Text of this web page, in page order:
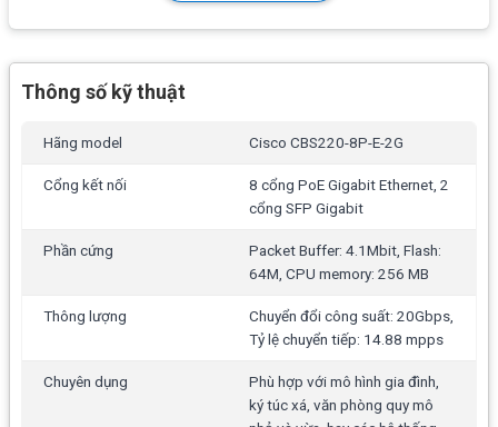
Thông số kỹ thuật
Hãng model Cisco CBS220-8P-E-2G
Cổng kết nối
8 cổng PoE Gigabit Ethernet, 2
cổng SFP Gigabit
Phần cứng
Packet Buffer: 4.1Mbit, Flash:
64M, CPU memory: 256 MB
Thông lượng
Chuyển đổi công suất: 20Gbps,
Tỷ lệ chuyển tiếp: 14.88 mpps
Chuyên dụng
Phù hợp với mô hình gia đình,
ký túc xá, văn phòng quy mô